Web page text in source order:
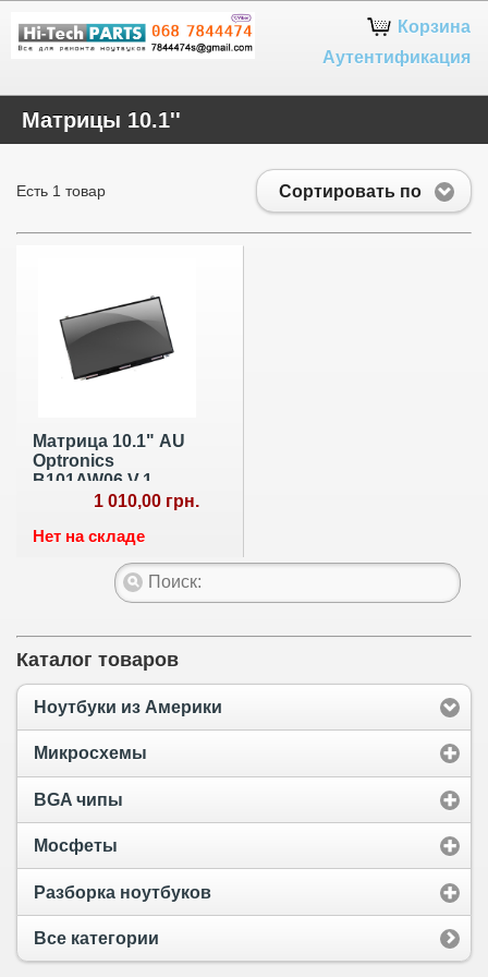
Корзина
Аутентификация
Матрицы 10.1''
Сортировать по
Есть 1 товар
Матрица 10.1" AU
Optronics
B101AW06 V.1
1 010,00 грн.
Нет на складе
Каталог товаров
Ноутбуки из Америки
Микросхемы
BGA чипы
Мосфеты
Разборка ноутбуков
Все категории